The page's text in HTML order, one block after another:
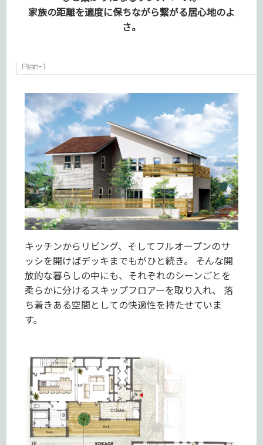
家族の距離を適度に保ちながら繋がる居心地のよ
さ。
キッチンからリビング、そしてフルオープンのサ
ッシを開けばデッキまでもがひと続き。 そんな開
放的な暮らしの中にも、それぞれのシーンごとを
柔らかに分けるスキップフロアーを取り入れ、 落
ち着きある空間としての快適性を持たせていま
す。